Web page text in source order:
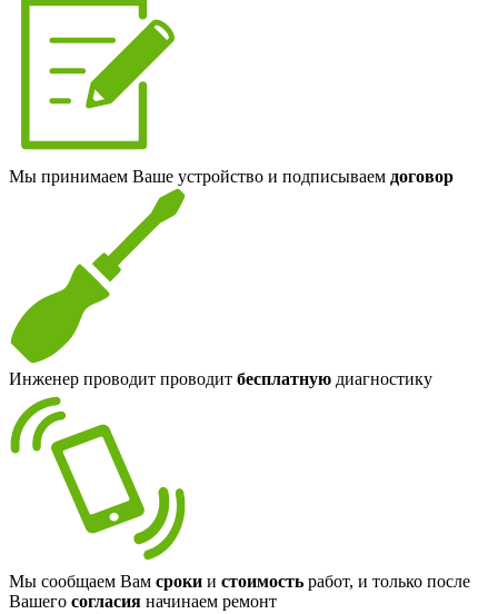
Мы принимаем Ваше устройство и подписываем договор
Инженер проводит проводит бесплатную диагностику
Мы сообщаем Вам сроки и стоимость работ, и только после
Вашего согласия начинаем ремонт